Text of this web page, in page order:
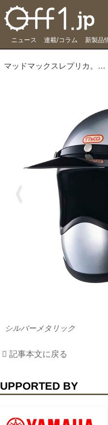
ニュース 連載/コラム 新製品
マッドマックスレプリカ。マジなヴィンテージフルフェイスに刮目せよ
シルバーメタリック
記事本文に戻る
BY